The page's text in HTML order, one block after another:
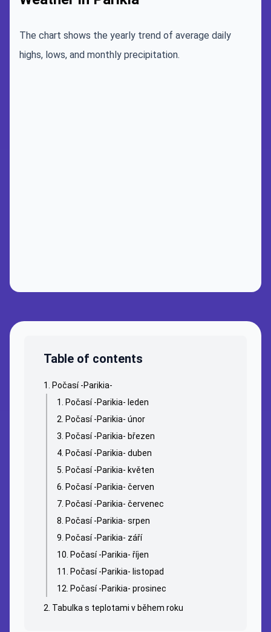
The chart shows the yearly trend of average daily
highs, lows, and monthly precipitation.
Table of contents
Počasí -Parikia-
Počasí -Parikia- leden
Počasí -Parikia- únor
Počasí -Parikia- březen
Počasí -Parikia- duben
Počasí -Parikia- květen
Počasí -Parikia- červen
Počasí -Parikia- červenec
Počasí -Parikia- srpen
Počasí -Parikia- září
Počasí -Parikia- říjen
Počasí -Parikia- listopad
Počasí -Parikia- prosinec
Tabulka s teplotami v během roku